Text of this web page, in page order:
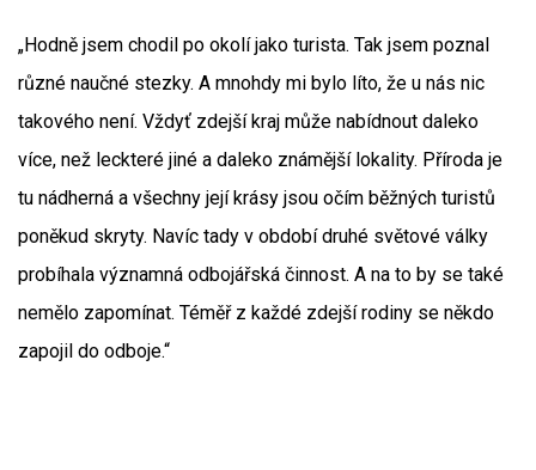
„Hodně jsem chodil po okolí jako turista. Tak jsem poznal
různé naučné stezky. A mnohdy mi bylo líto, že u nás nic
takového není. Vždyť zdejší kraj může nabídnout daleko
více, než leckteré jiné a daleko známější lokality. Příroda je
tu nádherná a všechny její krásy jsou očím běžných turistů
poněkud skryty. Navíc tady v období druhé světové války
probíhala významná odbojářská činnost. A na to by se také
nemělo zapomínat. Téměř z každé zdejší rodiny se někdo
zapojil do odboje.“